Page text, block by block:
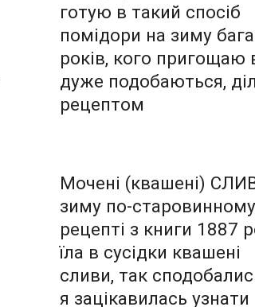
готую в такий спосіб
помідори на зиму
років, кого пригощаю
дуже подобаються,
рецептом
Мочені (квашені)
зиму по-старовинному
рецепті з книги 1887
їла в сусідки квашені
сливи, так
я зацікавилась узнати